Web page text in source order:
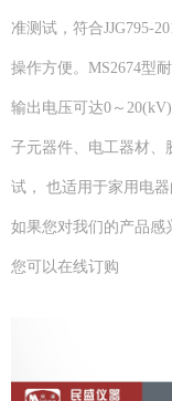
准测试，符合JJG795-
操作方便。MS2674型
输出电压可达0～
子元器件、电工器材、
试， 也适用于家用电器
如果您对我们的产品感
您可以在线订购